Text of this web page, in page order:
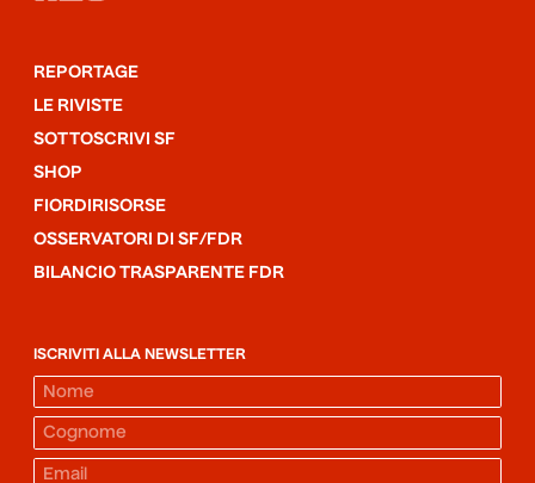
REPORTAGE
LE RIVISTE
SOTTOSCRIVI SF
SHOP
FIORDIRISORSE
OSSERVATORI DI SF/FDR
BILANCIO TRASPARENTE FDR
ISCRIVITI ALLA NEWSLETTER